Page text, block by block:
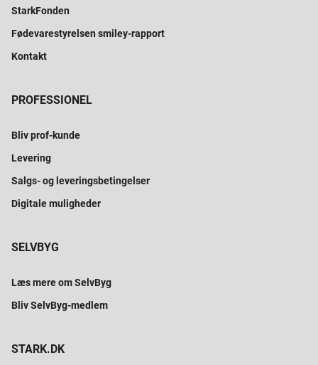
StarkFonden
Fødevarestyrelsen smiley-rapport
Kontakt
PROFESSIONEL
Bliv prof-kunde
Levering
Salgs- og leveringsbetingelser
Digitale muligheder
SELVBYG
Læs mere om SelvByg
Bliv SelvByg-medlem
STARK.DK